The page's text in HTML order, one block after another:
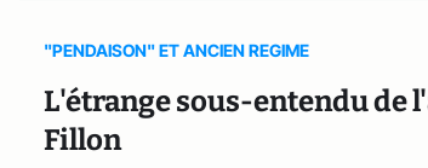
"PENDAISON" ET ANCIEN REGIME
L'étrange sous-entendu de
Fillon